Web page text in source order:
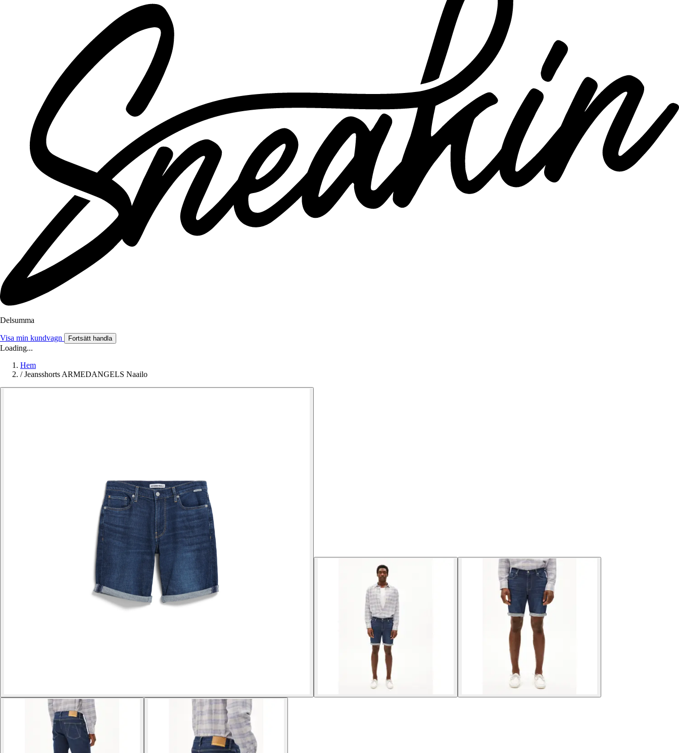
Delsumma
Visa min kundvagn Fortsätt handla
Loading...
Hem
/ Jeansshorts ARMEDANGELS Naailo